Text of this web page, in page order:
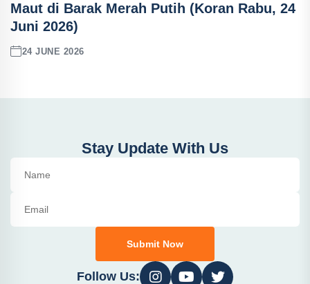
Maut di Barak Merah Putih (Koran Rabu, 24
Juni 2026)
24 JUNE 2026
Stay Update With Us
Submit Now
Follow Us: